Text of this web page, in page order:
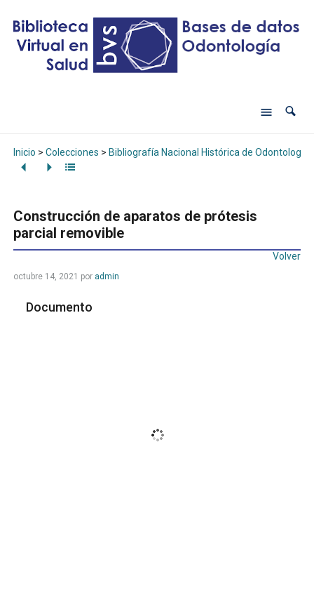
Inicio > Colecciones > Bibliografía Nacional Histórica de Odontología
Construcción de aparatos de prótesis
parcial removible
Volver
octubre 14, 2021 por admin
Documento